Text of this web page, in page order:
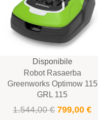
Disponibile
Robot Rasaerba
Greenworks Optimow 115
GRL 115
1.544,00€ 799,00€